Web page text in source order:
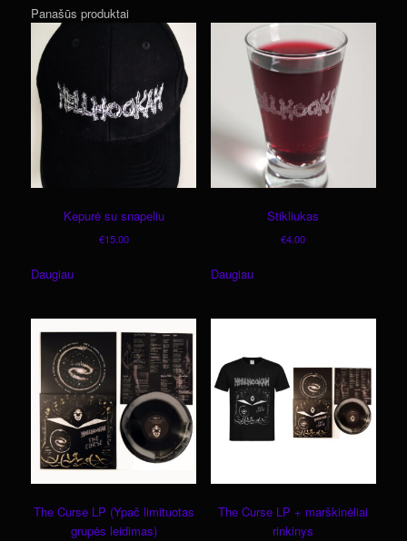
Panašūs produktai
Kepurė su snapeliu
€15.00
Daugiau
Stikliukas
€4.00
Daugiau
The Curse LP (Ypač limituotas
grupės leidimas)
The Curse LP + marškinėliai
rinkinys